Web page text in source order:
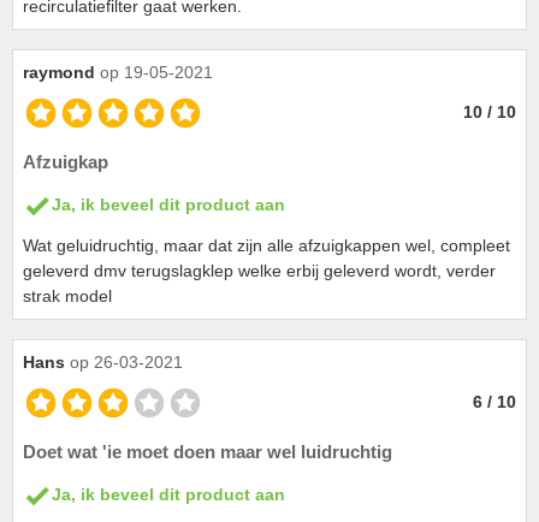
recirculatiefilter gaat werken.
raymond op 19-05-2021
10 / 10
Afzuigkap
Ja, ik beveel dit product aan
Wat geluidruchtig, maar dat zijn alle afzuigkappen wel, compleet
geleverd dmv terugslagklep welke erbij geleverd wordt, verder
strak model
Hans op 26-03-2021
6 / 10
Doet wat 'ie moet doen maar wel luidruchtig
Ja, ik beveel dit product aan